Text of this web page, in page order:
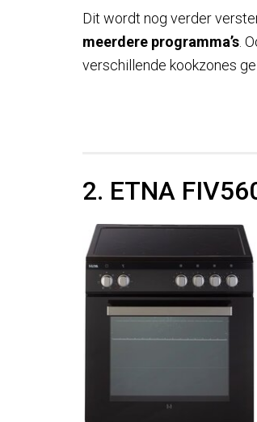
Dit wordt nog verder
meerdere programma’s .
verschillende kookzones
2. ETNA